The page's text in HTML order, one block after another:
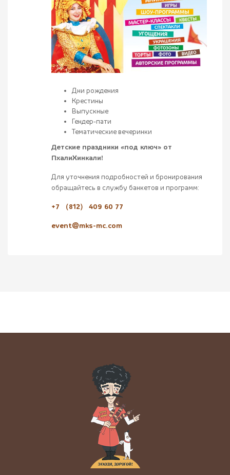
Дни рождения
Крестины
Выпускные
Гендер-пати
Тематические вечеринки
Детские праздники «под ключ» от
ПхалиХинкали!
Для уточнения подробностей и бронирования
обращайтесь в службу банкетов и программ:
+7 （812） 409 60 77
event@mks-mc.com